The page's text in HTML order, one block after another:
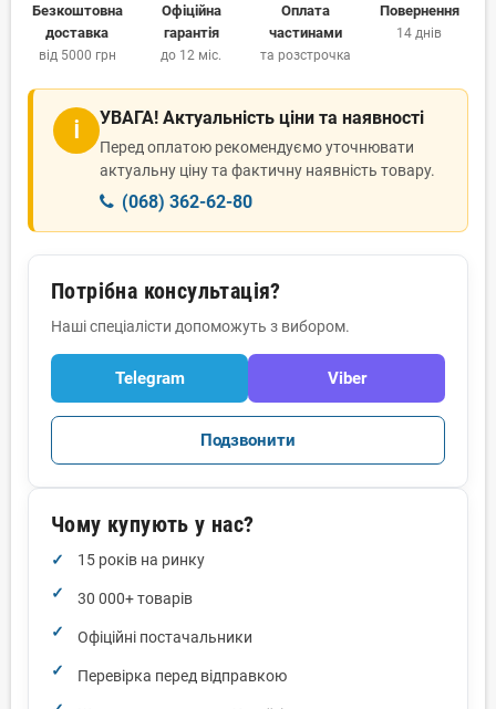
Безкоштовна
доставка
від 5000 грн
Офіційна
гарантія
до 12 міс.
Оплата
частинами
та розстрочка
Повернення
14 днів
ℹ УВАГА! Актуальність ціни та наявності
Перед оплатою рекомендуємо уточнювати
актуальну ціну та фактичну наявність товару.
(068) 362-62-80
Потрібна консультація?
Наші спеціалісти допоможуть з вибором.
Telegram Viber
Подзвонити
Чому купують у нас?
15 років на ринку
30 000+ товарів
Офіційні постачальники
Перевірка перед відправкою